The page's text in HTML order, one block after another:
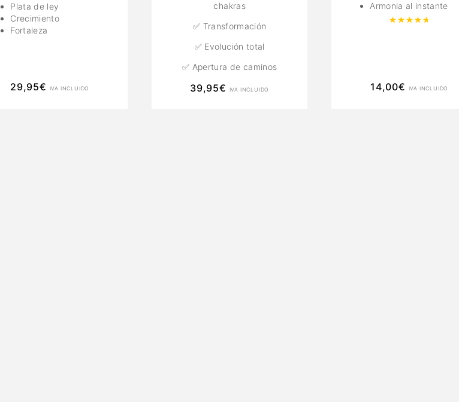
Plata de ley
Crecimiento
Fortaleza
29,95€ IVA INCLUIDO
chakras
✅ Transformación
✅ Evolución total
✅ Apertura de caminos
39,95€ IVA INCLUIDO
Armonia al instante
14,00€ IVA INCLUIDO